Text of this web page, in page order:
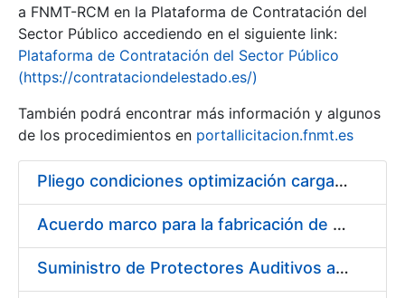
Mostrar/Ocultar
a FNMT-RCM en la Plataforma de Contratación del
Sector Público accediendo en el siguiente link:
Plataforma de Contratación del Sector Público
(https://contrataciondelestado.es/)
También podrá encontrar más información y algunos
de los procedimientos en portallicitacion.fnmt.es
Pliego condiciones optimización cargas compras firmado
Acuerdo marco para la fabricación de piezas
Suministro de Protectores Auditivos a medida para las personas trabajadoras de los Centros de Trabajo de Madrid y Burgos